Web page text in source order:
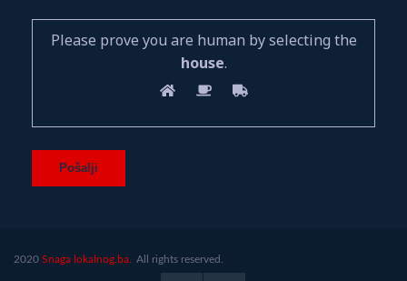
Please prove you are human by selecting the
house.
2020 Snaga lokalnog.ba. All rights reserved.